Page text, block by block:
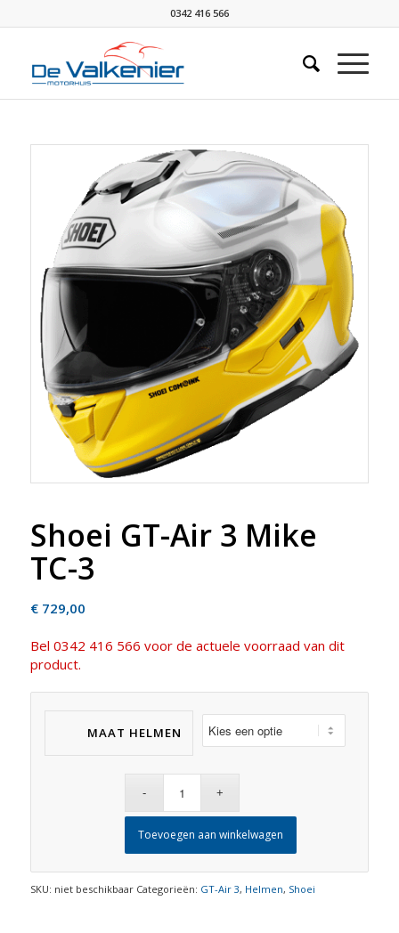
0342 416 566
Shoei GT-Air 3 Mike
TC-3
€729,00
Bel 0342 416 566 voor de actuele voorraad van dit
product.
MAAT HELMEN
Toevoegen aan winkelwagen
SKU: niet beschikbaar Categorieën: GT-Air 3, Helmen, Shoei